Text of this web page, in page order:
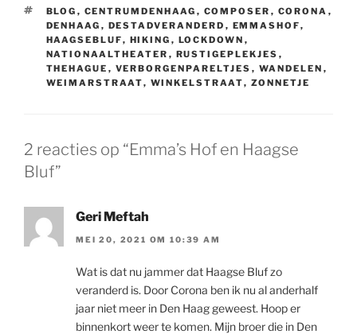
TAGS
BLOG , CENTRUMDENHAAG , COMPOSER , CORONA ,
DENHAAG , DESTADVERANDERD , EMMASHOF,
HAAGSEBLUF, HIKING , LOCKDOWN ,
NATIONAALTHEATER , RUSTIGEPLEKJES ,
THEHAGUE , VERBORGENPARELTJES , WANDELEN ,
WEIMARSTRAAT, WINKELSTRAAT, ZONNETJE
2 reacties op “Emma’s Hof en Haagse
Bluf”
Geri Meftah
MEI 20, 2021 OM 10:39 AM
Wat is dat nu jammer dat Haagse Bluf zo
veranderd is. Door Corona ben ik nu al anderhalf
jaar niet meer in Den Haag geweest. Hoop er
binnenkort weer te komen. Mijn broer die in Den